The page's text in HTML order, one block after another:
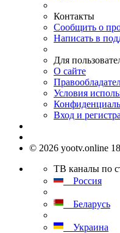
Контакты
Сообщить о
Написать в
Для
О сайте
Условия
Вход и
© 2026 yootv.online
ТВ каналы по
Россия
Беларусь
Украина